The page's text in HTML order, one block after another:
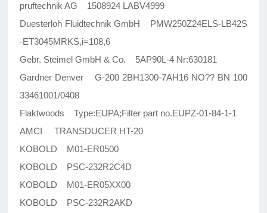
pruftechnik AG 1508924 LABV4999
Duesterloh Fluidtechnik GmbH PMW250Z24ELS-LB42S
-ET3045MRKS,i=108,6
Gebr. Steimel GmbH & Co. 5AP90L-4 Nr:630181
Gardner Denver G-200 2BH1300-7AH16 NO?? BN 100
33461001/0408
Flaktwoods Type:EUPA;Filter part no.EUPZ-01-84-1-1
AMCI TRANSDUCER HT-20
KOBOLD M01-ER0500
KOBOLD PSC-232R2C4D
KOBOLD M01-ER05XX00
KOBOLD PSC-232R2AKD